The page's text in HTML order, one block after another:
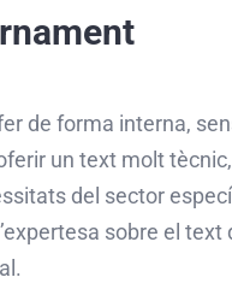
de forma interna,
un text molt
del sector
sobre el